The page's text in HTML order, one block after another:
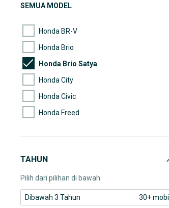
Hyundai(8)
SEMUA MODEL
Honda BR-V
Honda Brio
Honda Brio Satya
Honda City
Honda Civic
Honda Freed
TAHUN
Pilih dari pilihan di bawah
Dibawah 3 Tahun 30+ mobil